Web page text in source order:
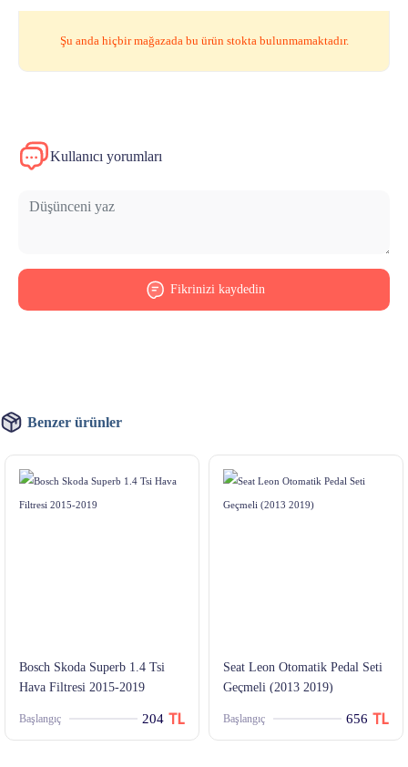
Şu anda hiçbir mağazada bu ürün stokta bulunmamaktadır.
Kullanıcı yorumları
Fikrinizi kaydedin
Benzer ürünler
Bosch Skoda Superb 1.4 Tsi
Hava Filtresi 2015-2019
Başlangıç 204
Seat Leon Otomatik Pedal Seti
Geçmeli (2013 2019)
Başlangıç 656